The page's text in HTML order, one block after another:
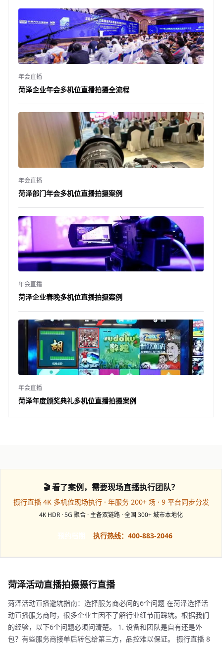
年会直播
菏泽企业年会多机位直播拍摄全流程
年会直播
菏泽部门年会多机位直播拍摄案例
年会直播
菏泽企业春晚多机位直播拍摄案例
年会直播
菏泽年度颁奖典礼多机位直播拍摄案例
🎬 看了案例，需要现场直播执行团队？
摄行直播 4K 多机位现场执行 · 年服务 200+ 场 · 9 平台同步分发
4K HDR · 5G 聚合 · 主备双链路 · 全国 300+ 城市本地化
执行热线：400-883-2046
菏泽活动直播拍摄摄行直播
菏泽活动直播避坑指南：选择服务商必问的6个问题 在菏泽选择活
动直播服务商时，很多企业主因不了解行业细节而踩坑。根据我们
的经验，以下6个问题必须问清楚。 1. 设备和团队是自有还是外
包？有些服务商接单后转包给第三方，品控难以保证。 摄行直播 8